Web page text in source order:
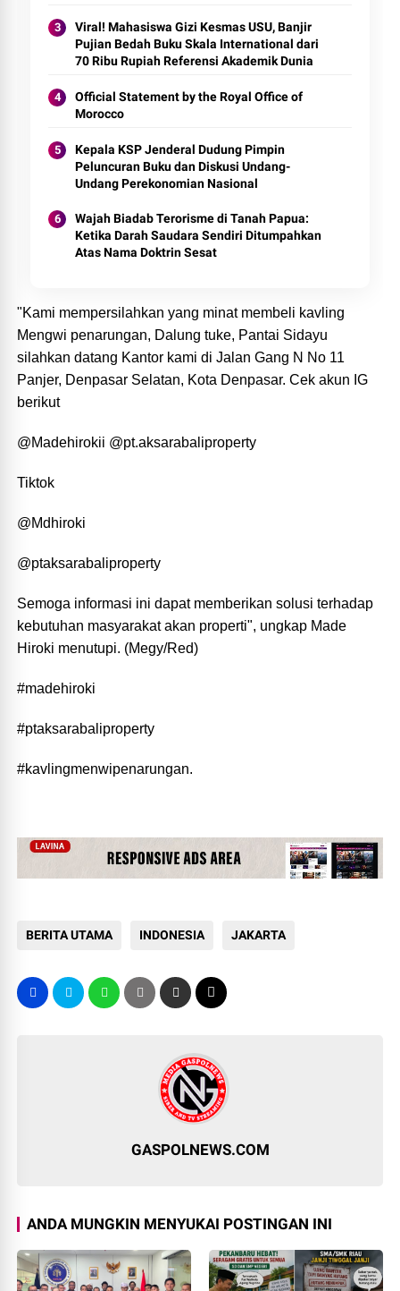
Viral! Mahasiswa Gizi Kesmas USU, Banjir
Pujian Bedah Buku Skala International dari
70 Ribu Rupiah Referensi Akademik Dunia
Official Statement by the Royal Office of
Morocco
Kepala KSP Jenderal Dudung Pimpin
Peluncuran Buku dan Diskusi Undang-
Undang Perekonomian Nasional
Wajah Biadab Terorisme di Tanah Papua:
Ketika Darah Saudara Sendiri Ditumpahkan
Atas Nama Doktrin Sesat
"Kami mempersilahkan yang minat membeli kavling
Mengwi penarungan, Dalung tuke, Pantai Sidayu
silahkan datang Kantor kami di Jalan Gang N No 11
Panjer, Denpasar Selatan, Kota Denpasar. Cek akun IG
berikut
@Madehirokii @pt.aksarabaliproperty
Tiktok
@Mdhiroki
@ptaksarabaliproperty
Semoga informasi ini dapat memberikan solusi terhadap
kebutuhan masyarakat akan properti", ungkap Made
Hiroki menutupi. (Megy/Red)
#madehiroki
#ptaksarabaliproperty
#kavlingmenwipenarungan.
BERITA UTAMA INDONESIA JAKARTA
GASPOLNEWS.COM
ANDA MUNGKIN MENYUKAI POSTINGAN INI